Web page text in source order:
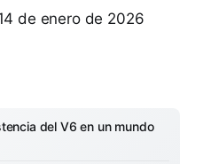
de enero de 2026
del V6 en un mundo